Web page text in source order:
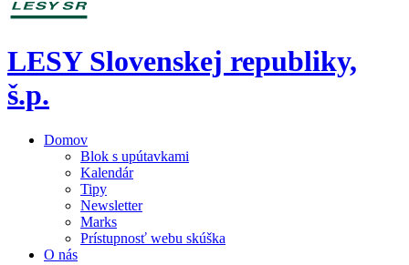
LESY Slovenskej republiky,
š.p.
Domov
Blok s upútavkami
Kalendár
Tipy
Newsletter
Marks
Prístupnosť webu skúška
O nás